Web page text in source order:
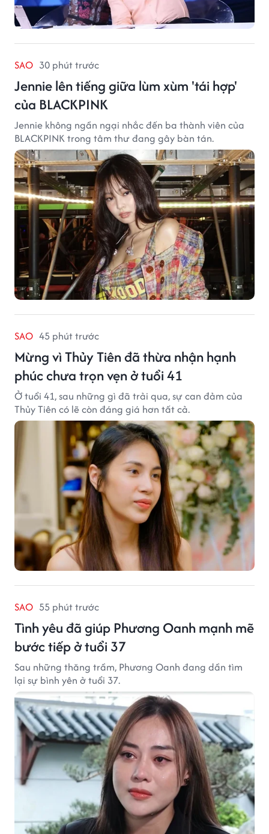
SAO 30 phút trước
Jennie lên tiếng giữa lùm xùm 'tái hợp'
của BLACKPINK
Jennie không ngần ngại nhắc đến ba thành viên của
BLACKPINK trong tâm thư đang gây bàn tán.
SAO 45 phút trước
Mừng vì Thủy Tiên đã thừa nhận hạnh
phúc chưa trọn vẹn ở tuổi 41
Ở tuổi 41, sau những gì đã trải qua, sự can đảm của
Thủy Tiên có lẽ còn đáng giá hơn tất cả.
SAO 55 phút trước
Tình yêu đã giúp Phương Oanh mạnh mẽ
bước tiếp ở tuổi 37
Sau những thăng trầm, Phương Oanh đang dần tìm
lại sự bình yên ở tuổi 37.